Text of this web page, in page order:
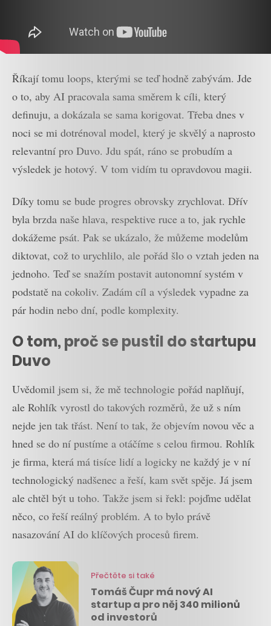
Říkají tomu loops, kterými se teď hodně zabývám. Jde
o to, aby AI pracovala sama směrem k cíli, který
definuju, a dokázala se sama korigovat. Třeba dnes v
noci se mi dotrénoval model, který je skvělý a naprosto
relevantní pro Duvo. Jdu spát, ráno se probudím a
výsledek je hotový. V tom vidím tu opravdovou magii.
Díky tomu se bude progres obrovsky zrychlovat. Dřív
byla brzda naše hlava, respektive ruce a to, jak rychle
dokážeme psát. Pak se ukázalo, že můžeme modelům
diktovat, což to urychlilo, ale pořád šlo o vztah jeden na
jednoho. Teď se snažím postavit autonomní systém v
podstatě na cokoliv. Zadám cíl a výsledek vypadne za
pár hodin nebo dní, podle komplexity.
O tom, proč se pustil do startupu
Duvo
Uvědomil jsem si, že mě technologie pořád naplňují,
ale Rohlík vyrostl do takových rozměrů, že už s ním
nejde jen tak třást. Není to tak, že objevím novou věc a
hned se do ní pustíme a otáčíme s celou firmou. Rohlík
je firma, která má tisíce lidí a logicky ne každý je v ní
technologický nadšenec a řeší, kam svět spěje. Já jsem
ale chtěl být u toho. Takže jsem si řekl: pojďme udělat
něco, co řeší reálný problém. A to bylo právě
nasazování AI do klíčových procesů firem.
Přečtěte si také
Tomáš Čupr má nový AI
startup a pro něj 340 milionů
od investorů